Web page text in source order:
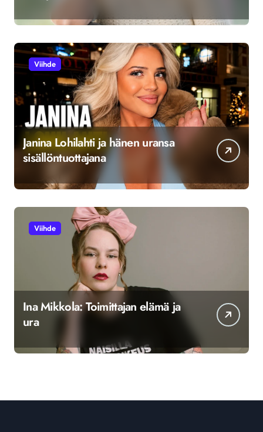
Viihde
Janina Lohilahti ja hänen uransa
sisällöntuottajana
Viihde
Ina Mikkola: Toimittajan elämä ja
ura